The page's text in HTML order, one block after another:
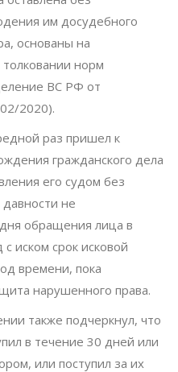
им досудебного
основаны на
норм
ВС РФ от
2020).
раз пришел к
гражданского дела
его судом без
давности не
дня обращения лица в
иском срок исковой
времени, пока
нарушенного права.
также подчеркнул, что
в течение 30 дней или
или поступил за их